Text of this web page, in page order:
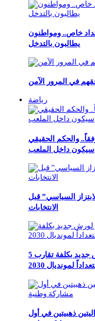
خاص.. ومواطنون
يطالبون بالتدخل
في المرور الآمن
رياضة
والحكم الحقيقي
سيكون داخل الملعب
السياسي” قبل
الانتخابات
بعد أقل من عام على تأهيله.. ملعب أكادير يخضع لورش جديد بكلفة تقارب 5
لمونديال 2030
ذهبيتين في أول